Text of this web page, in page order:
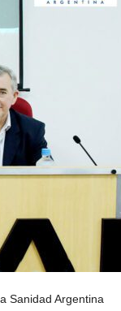
Sanidad Argentina